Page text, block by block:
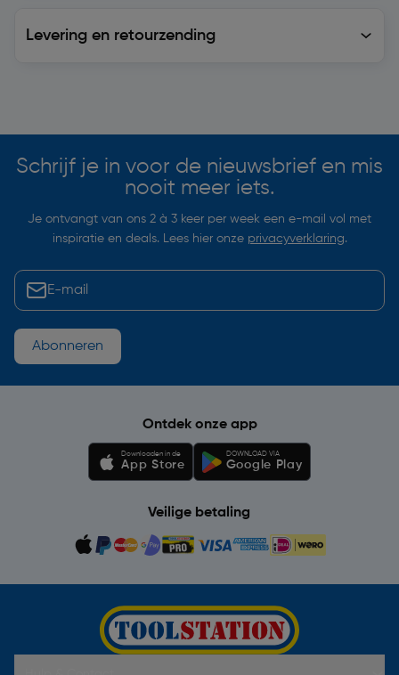
Levering en retourzending
Schrijf je in voor de nieuwsbrief en mis
nooit meer iets.
Je ontvangt van ons 2 à 3 keer per week een e-mail vol met
inspiratie en deals. Lees hier onze privacyverklaring.
Abonneren
Ontdek onze app
Downloaden in de
App Store
DOWNLOAD VIA
Google Play
Veilige betaling